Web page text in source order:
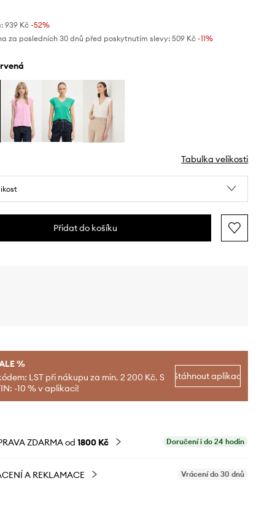
939 Kč-52%
za posledních 30 dnů před poskytnutím slevy: 509 Kč -11%
Tabulka velikosti
Přidat do košíku
%
LST při nákupu za min. 2 200 Kč. S
-10 % v aplikaci!
Stáhnout aplikaci
ZDARMA od 1800 Kč Doručení i do 24 hodin
A REKLAMACE Vrácení do 30 dnů